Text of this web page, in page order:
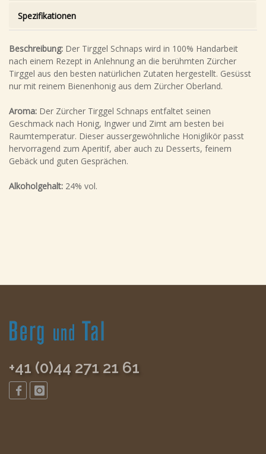
Spezifikationen
Beschreibung: Der Tirggel Schnaps wird in 100% Handarbeit
nach einem Rezept in Anlehnung an die berühmten Zürcher
Tirggel aus den besten natürlichen Zutaten hergestellt. Gesüsst
nur mit reinem Bienenhonig aus dem Zürcher Oberland.
Aroma: Der Zürcher Tirggel Schnaps entfaltet seinen
Geschmack nach Honig, Ingwer und Zimt am besten bei
Raumtemperatur. Dieser aussergewöhnliche Honiglikör passt
hervorragend zum Aperitif, aber auch zu Desserts, feinem
Gebäck und guten Gesprächen.
Alkoholgehalt: 24% vol.
+41 (0)44 271 21 61